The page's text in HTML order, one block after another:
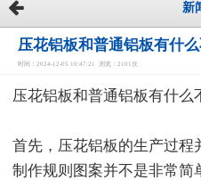
新
压花铝板和普通铝板有什么
时间：2024-12-05 10:47:21 浏览：2101次
压花铝板和普通铝板有什么
首先，压花铝板的生产过程
制作规则图案并不是非常简